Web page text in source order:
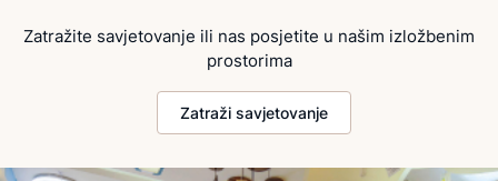
Zatražite savjetovanje ili nas posjetite u našim izložbenim
prostorima
Zatraži savjetovanje